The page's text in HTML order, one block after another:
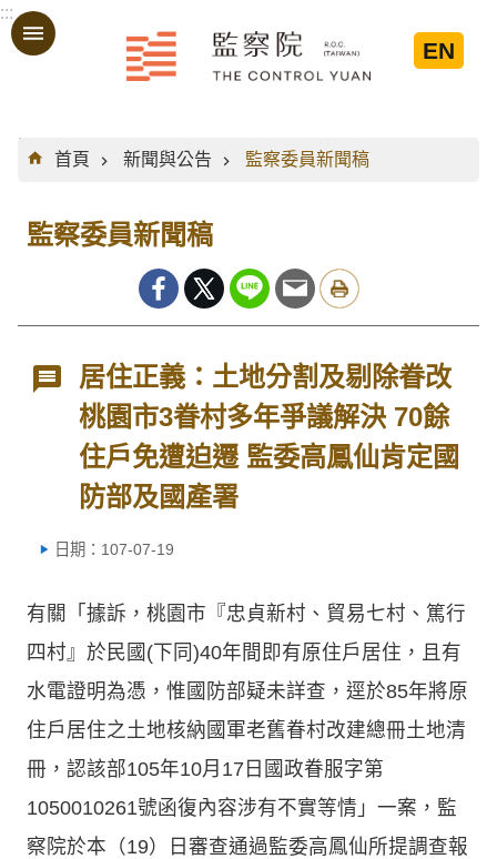
跳到主要內容區塊
:::
EN
:::
首頁
新聞與公告 監察委員新聞稿
監察委員新聞稿
居住正義：土地分割及剔除眷改
桃園市3眷村多年爭議解決 70餘
住戶免遭迫遷 監委高鳳仙肯定國
防部及國產署
日期：107-07-19
有關「據訴，桃園市『忠貞新村、貿易七村、篤行
四村』於民國(下同)40年間即有原住戶居住，且有
水電證明為憑，惟國防部疑未詳查，逕於85年將原
住戶居住之土地核納國軍老舊眷村改建總冊土地清
冊，認該部105年10月17日國政眷服字第
1050010261號函復內容涉有不實等情」一案，監
察院於本（19）日審查通過監委高鳳仙所提調查報